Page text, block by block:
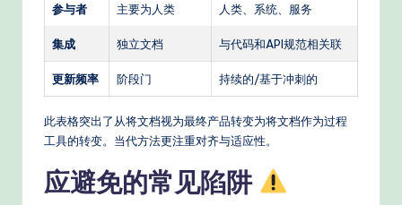
参与者 主要为人类 人类、系统、服务
集成 独立文档 与代码和API规范相关联
更新频率 阶段门 持续的/基于冲刺的
此表格突出了从将文档视为最终产品转变为将文档作为过程
工具的转变。当代方法更注重对齐与适应性。
应避免的常见陷阱